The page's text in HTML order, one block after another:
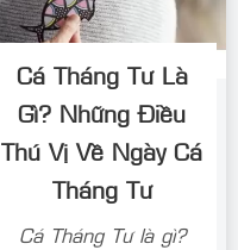
Cá Tháng Tư Là
Gì? Những Điều
Thú Vị Về Ngày Cá
Tháng Tư
Cá Tháng Tư là gì?